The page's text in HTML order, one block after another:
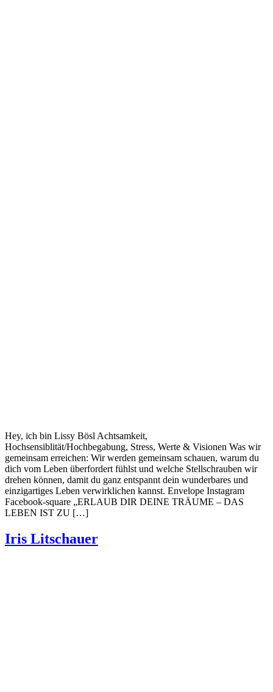
Hey, ich bin Lissy Bösl Achtsamkeit,
Hochsensiblität/Hochbegabung, Stress, Werte & Visionen Was wir
gemeinsam erreichen: Wir werden gemeinsam schauen, warum du
dich vom Leben überfordert fühlst und welche Stellschrauben wir
drehen können, damit du ganz entspannt dein wunderbares und
einzigartiges Leben verwirklichen kannst. Envelope Instagram
Facebook-square „ERLAUB DIR DEINE TRÄUME – DAS
LEBEN IST ZU […]
Iris Litschauer